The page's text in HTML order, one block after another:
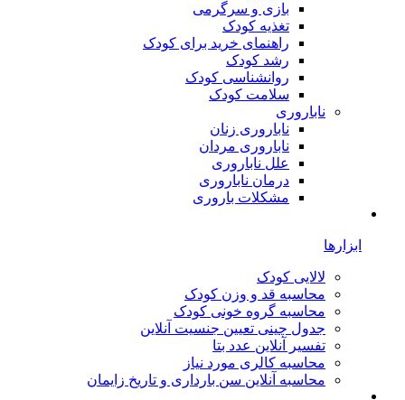
بازی و سرگرمی
تغذیه کودک
راهنمای خرید برای کودک
رشد کودک
روانشناسی کودک
سلامت کودک
ناباروری
ناباروری زنان
ناباروری مردان
علل ناباروری
درمان ناباروری
مشکلات باروری
ابزارها
لالایی کودک
محاسبه قد و وزن کودک
محاسبه گروه خونی کودک
جدول چینی تعیین جنسیت آنلاین
تفسیر آنلاین عدد بتا
محاسبه کالری مورد نیاز
محاسبه آنلاین سن بارداری و تاریخ زایمان